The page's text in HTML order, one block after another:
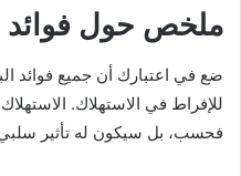
ملخص حول فوائد
ضع في اعتبارك أن جميع فوائد
للإفراط في الاستهلاك.
فحسب، بل سيكون له تأثير